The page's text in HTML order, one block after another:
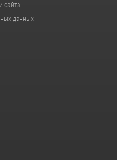
сайта
данных